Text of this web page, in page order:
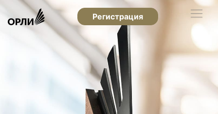
Регистрация